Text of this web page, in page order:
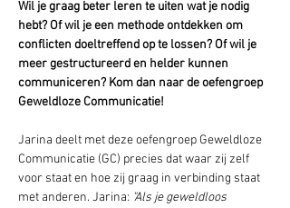
Wil je graag beter leren te uiten wat je nodig
hebt? Of wil je een methode ontdekken om
conflicten doeltreffend op te lossen? Of wil je
meer gestructureerd en helder kunnen
communiceren? Kom dan naar de oefengroep
Geweldloze Communicatie!
Jarina deelt met deze oefengroep Geweldloze
Communicatie (GC) precies dat waar zij zelf
voor staat en hoe zij graag in verbinding staat
met anderen. Jarina: "Als je geweldloos